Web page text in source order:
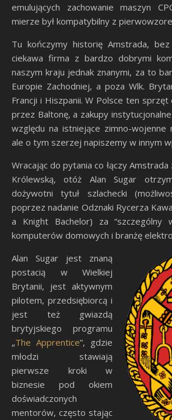
emulujących zachowanie maszyn
mierze był kompatybilny z
Tu kończymy historię Amstrada,
ciekawa firma z bardzo dobrymi
naszym kraju jednak znanymi, za to
Europie Zachodniej, a poza Wlk.
Francji i Hiszpanii. W Polsce ten sprzęt
przez Baltonę, a zakupy
względu na istniejące zimno-wojenne
ale o tym szerzej napiszemy w innym
Wracając do pytania co łączy
Królewską, otóż Alan Sugar
dożywotni tytuł szlachecki
poprzez nadanie Odznaki Rycerza
a Knight Bachelor) za “szczególny
komputerów domowych i branżę
Alan Sugar jest znaną
postacią w Wielkiej
Brytanii, jest aktywnym
pilotem, przedsiębiorcą i
jest też gwiazdą
brytyjskiego programu
„The Apprentice”, gdzie
młodzi stawiają
pierwsze kroki w
biznesie pod okiem
doświadczonych
mentorów, często stając